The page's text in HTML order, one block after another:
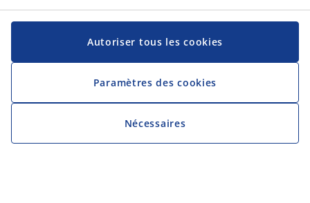
Autoriser tous les cookies
Paramètres des cookies
Nécessaires